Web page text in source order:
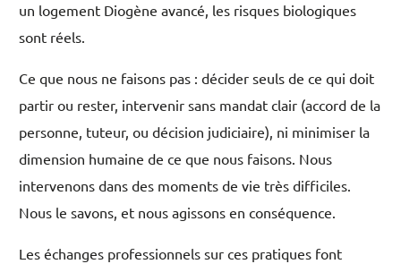
un logement Diogène avancé, les risques biologiques
sont réels.
Ce que nous ne faisons pas : décider seuls de ce qui doit
partir ou rester, intervenir sans mandat clair (accord de la
personne, tuteur, ou décision judiciaire), ni minimiser la
dimension humaine de ce que nous faisons. Nous
intervenons dans des moments de vie très difficiles.
Nous le savons, et nous agissons en conséquence.
Les échanges professionnels sur ces pratiques font